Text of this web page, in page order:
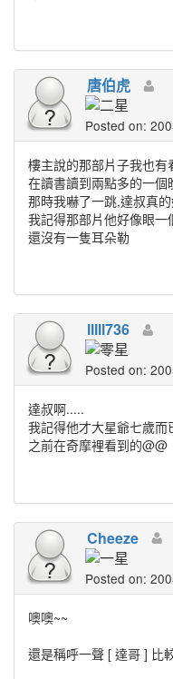
唐伯虎
Posted on:
樓主說的那部片子我也有
在讀書讀到兩點多的一
那時我嚇了一跳,達叔真
我記得那部片他好像眼
還沒有一隻耳朵勒
lllll736
Posted on:
達叔啊.....
我記得他才大星爺七歲而
之前在奇摩裡看到的@@
Cheeze
Posted on:
噢噢~~
還是稱呼一聲 [ 達哥 ] 比